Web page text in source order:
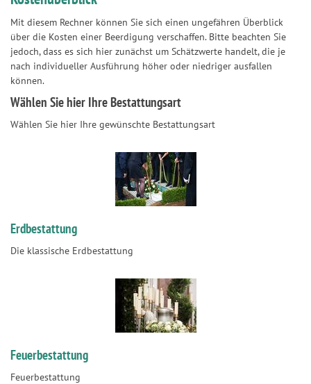
Mit diesem Rechner können Sie sich einen ungefähren Überblick
über die Kosten einer Beerdigung verschaffen. Bitte beachten Sie
jedoch, dass es sich hier zunächst um Schätzwerte handelt, die je
nach individueller Ausführung höher oder niedriger ausfallen
können.
Wählen Sie hier Ihre Bestattungsart
Wählen Sie hier Ihre gewünschte Bestattungsart
Erdbestattung
Die klassische Erdbestattung
Feuerbestattung
Feuerbestattung